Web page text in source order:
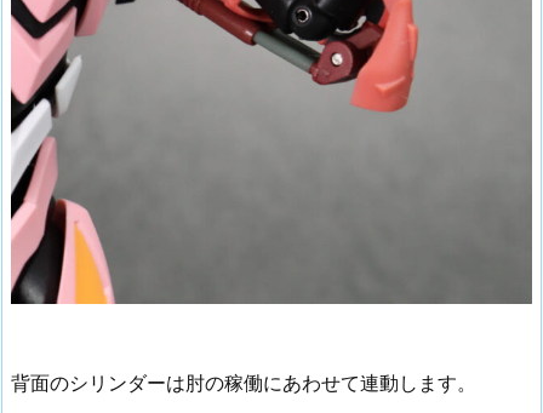
背面のシリンダーは肘の稼働にあわせて連動します。